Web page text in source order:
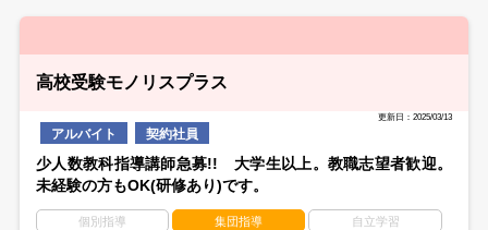
高校受験モノリスプラス
更新日：2025/03/13
アルバイト 契約社員
少人数教科指導講師急募!! 大学生以上。教職志望者歓迎。
未経験の方もOK(研修あり)です。
個別指導 集団指導 自立学習